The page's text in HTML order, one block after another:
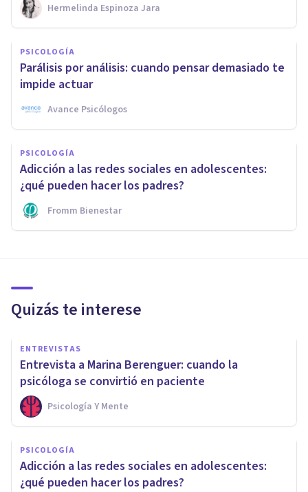
Hermelinda Espinoza Jara
PSICOLOGÍA
Parálisis por análisis: cuando pensar demasiado te
impide actuar
Avance Psicólogos
PSICOLOGÍA
Adicción a las redes sociales en adolescentes:
¿qué pueden hacer los padres?
Fromm Bienestar
Quizás te interese
ENTREVISTAS
Entrevista a Marina Berenguer: cuando la
psicóloga se convirtió en paciente
Psicología Y Mente
PSICOLOGÍA
Adicción a las redes sociales en adolescentes:
¿qué pueden hacer los padres?